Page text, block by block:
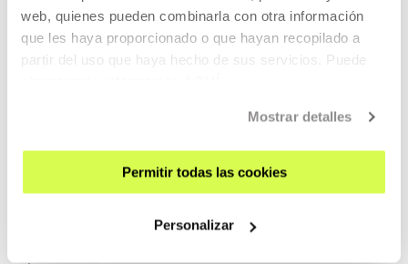
web, quienes pueden combinarla con otra información
que les haya proporcionado o que hayan recopilado a
partir del uso que haya hecho de sus servicios. Puede
Mostrar detalles
Permitir todas las cookies
Personalizar